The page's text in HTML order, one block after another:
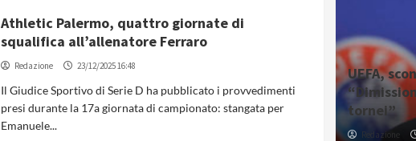
Athletic Palermo, quattro giornate di
squalifica all’allenatore Ferraro
Redazione 23/12/2025 16:48
Il Giudice Sportivo di Serie D ha pubblicato i provvedimenti
presi durante la 17a giornata di campionato: stangata per
Emanuele...
UEFA,
tornei”
Redazione